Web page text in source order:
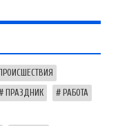
ПРОИСШЕСТВИЯ
ПРАЗДНИК РАБОТА